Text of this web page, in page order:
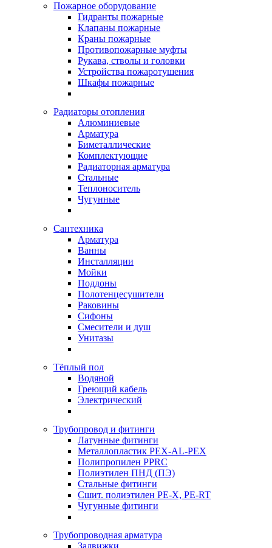
Пожарное оборудование
Гидранты пожарные
Клапаны пожарные
Краны пожарные
Противопожарные муфты
Рукава, стволы и головки
Устройства пожаротушения
Шкафы пожарные
Радиаторы отопления
Алюминиевые
Арматура
Биметаллические
Комплектующие
Радиаторная арматура
Стальные
Теплоноситель
Чугунные
Сантехника
Арматура
Ванны
Инсталляции
Мойки
Поддоны
Полотенцесушители
Раковины
Сифоны
Смесители и душ
Унитазы
Тёплый пол
Водяной
Греющий кабель
Электрический
Трубопровод и фитинги
Латунные фитинги
Металлопластик PEX-AL-PEX
Полипропилен PPRC
Полиэтилен ПНД (ПЭ)
Стальные фитинги
Сшит. полиэтилен PE-X, PE-RT
Чугунные фитинги
Трубопроводная арматура
Задвижки